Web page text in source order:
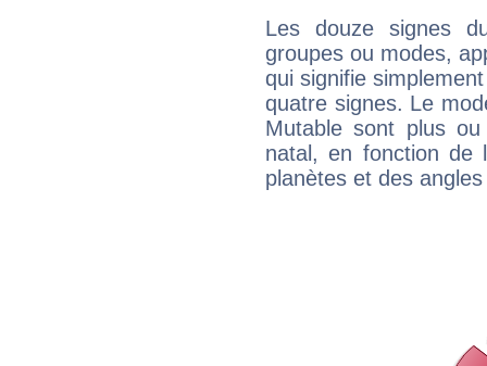
Les douze signes
groupes ou modes,
qui signifie
quatre signes. Le
Mutable sont plus
natal, en fonction de
planètes et des